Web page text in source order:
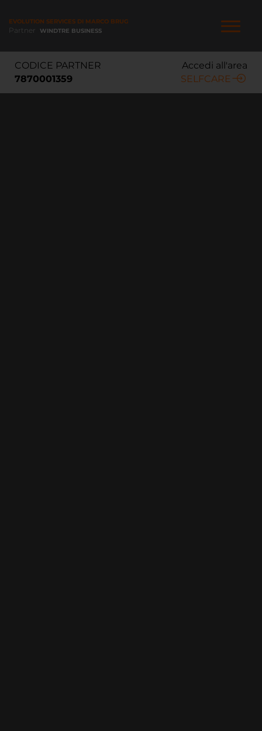
contenuto
EVOLUTION SERVICES DI MARCO BRUGOLETTA
Partner WINDTRE BUSINESS
CODICE PARTNER
7870001359
Accedi all'area
SELFCARE
NAVIGAZIONE
PRINCIPALE